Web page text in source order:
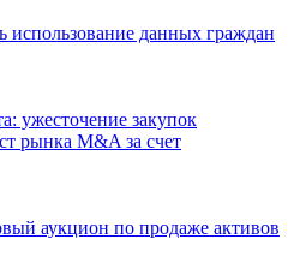
использование данных граждан
ужесточение закупок
рынка M&A за счет
аукцион по продаже активов